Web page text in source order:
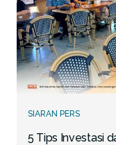
SIARAN PERS
5 Tips Investasi